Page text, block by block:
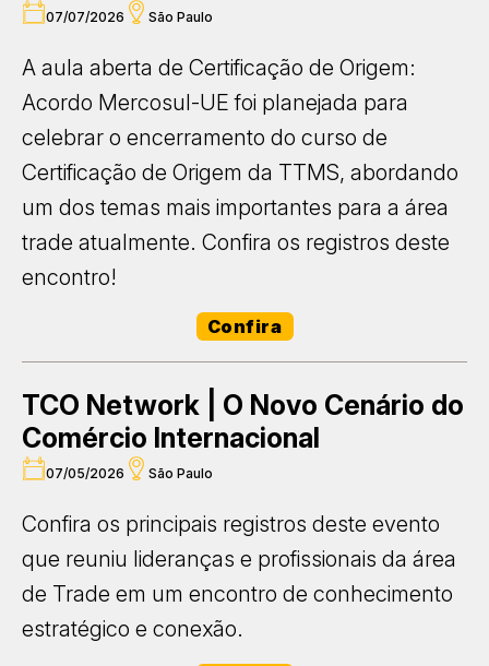
07/07/2026 São Paulo
A aula aberta de Certificação de Origem:
Acordo Mercosul-UE foi planejada para
celebrar o encerramento do curso de
Certificação de Origem da TTMS, abordando
um dos temas mais importantes para a área
trade atualmente. Confira os registros deste
encontro!
Confira
TCO Network | O Novo Cenário do
Comércio Internacional
07/05/2026 São Paulo
Confira os principais registros deste evento
que reuniu lideranças e profissionais da área
de Trade em um encontro de conhecimento
estratégico e conexão.